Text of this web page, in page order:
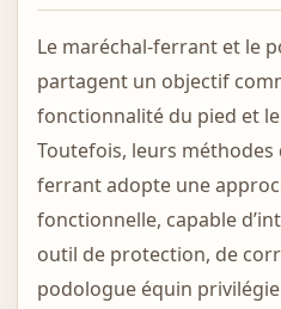
Le maréchal-ferrant et le
partagent un objectif
fonctionnalité du pied et
Toutefois, leurs
ferrant adopte une
fonctionnelle, capable
outil de protection, de
podologue équin